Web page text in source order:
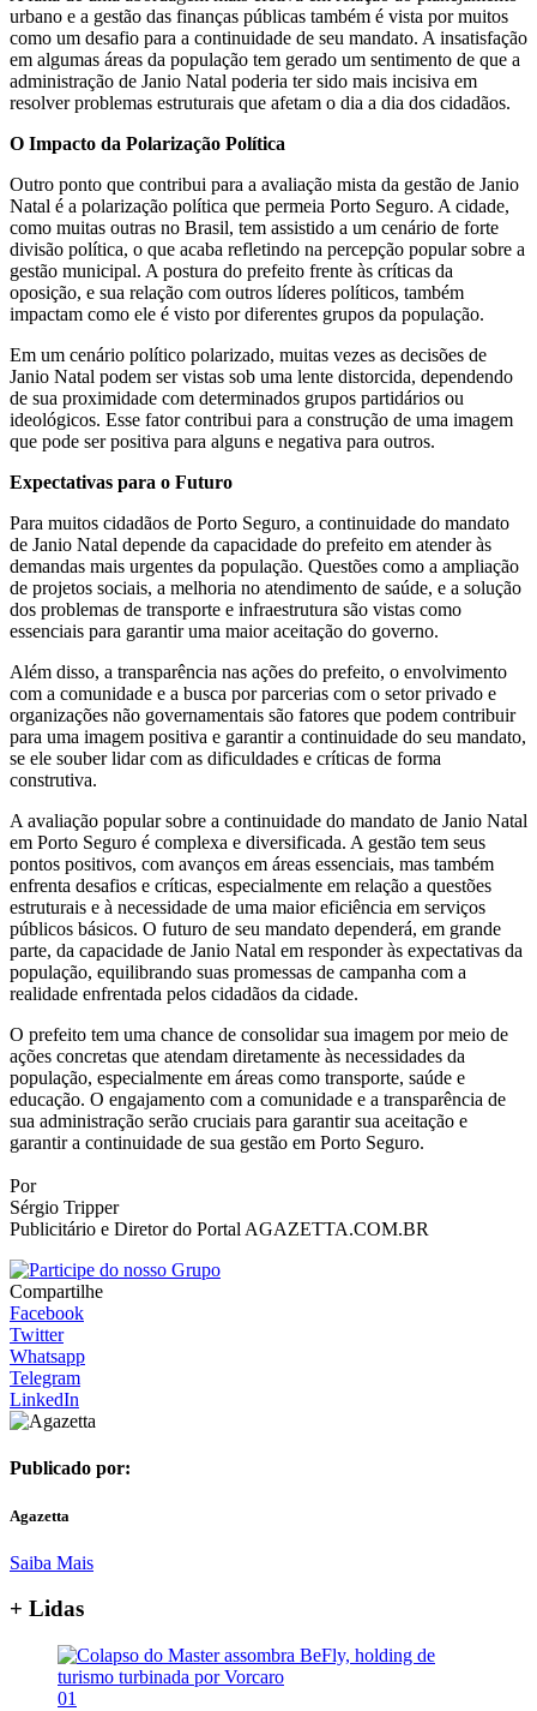
urbano e a gestão das finanças públicas também é vista por muitos
como um desafio para a continuidade de seu mandato. A insatisfação
em algumas áreas da população tem gerado um sentimento de que a
administração de Janio Natal poderia ter sido mais incisiva em
resolver problemas estruturais que afetam o dia a dia dos cidadãos.
O Impacto da Polarização Política
Outro ponto que contribui para a avaliação mista da gestão de Janio
Natal é a polarização política que permeia Porto Seguro. A cidade,
como muitas outras no Brasil, tem assistido a um cenário de forte
divisão política, o que acaba refletindo na percepção popular sobre a
gestão municipal. A postura do prefeito frente às críticas da
oposição, e sua relação com outros líderes políticos, também
impactam como ele é visto por diferentes grupos da população.
Em um cenário político polarizado, muitas vezes as decisões de
Janio Natal podem ser vistas sob uma lente distorcida, dependendo
de sua proximidade com determinados grupos partidários ou
ideológicos. Esse fator contribui para a construção de uma imagem
que pode ser positiva para alguns e negativa para outros.
Expectativas para o Futuro
Para muitos cidadãos de Porto Seguro, a continuidade do mandato
de Janio Natal depende da capacidade do prefeito em atender às
demandas mais urgentes da população. Questões como a ampliação
de projetos sociais, a melhoria no atendimento de saúde, e a solução
dos problemas de transporte e infraestrutura são vistas como
essenciais para garantir uma maior aceitação do governo.
Além disso, a transparência nas ações do prefeito, o envolvimento
com a comunidade e a busca por parcerias com o setor privado e
organizações não governamentais são fatores que podem contribuir
para uma imagem positiva e garantir a continuidade do seu mandato,
se ele souber lidar com as dificuldades e críticas de forma
construtiva.
A avaliação popular sobre a continuidade do mandato de Janio Natal
em Porto Seguro é complexa e diversificada. A gestão tem seus
pontos positivos, com avanços em áreas essenciais, mas também
enfrenta desafios e críticas, especialmente em relação a questões
estruturais e à necessidade de uma maior eficiência em serviços
públicos básicos. O futuro de seu mandato dependerá, em grande
parte, da capacidade de Janio Natal em responder às expectativas da
população, equilibrando suas promessas de campanha com a
realidade enfrentada pelos cidadãos da cidade.
O prefeito tem uma chance de consolidar sua imagem por meio de
ações concretas que atendam diretamente às necessidades da
população, especialmente em áreas como transporte, saúde e
educação. O engajamento com a comunidade e a transparência de
sua administração serão cruciais para garantir sua aceitação e
garantir a continuidade de sua gestão em Porto Seguro.
Por
Sérgio Tripper
Publicitário e Diretor do Portal AGAZETTA.COM.BR
Compartilhe
Facebook
Twitter
Whatsapp
Telegram
LinkedIn
Publicado por:
Agazetta
Saiba Mais
+ Lidas
01